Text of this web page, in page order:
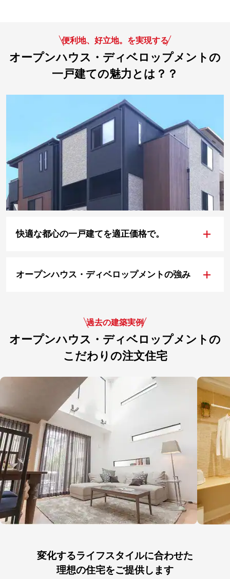
便利地、好立地。を実現する
オープンハウス・ディベロップメントの
一戸建ての魅力とは？？
快適な都心の一戸建てを適正価格で。 +
オープンハウス・ディベロップメントの強み +
過去の建築実例
オープンハウス・ディベロップメントの
こだわりの注文住宅
変化するライフスタイルに合わせた
理想の住宅をご提供します